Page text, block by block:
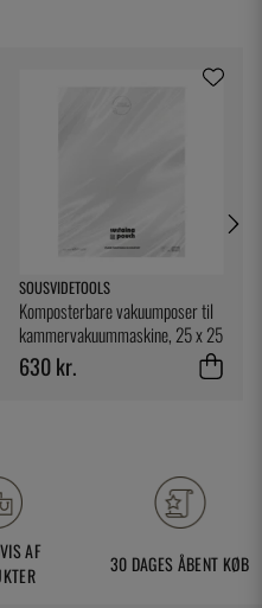
SOUSVIDETOOLS
Komposterbare vakuumposer til
kammervakuummaskine, 25 x 25
cm, 200-pak - SousVideTools
630 kr.
AF
30 DAGES ÅBENT KØB